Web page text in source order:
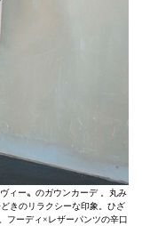
ィー〟のガウンカーデ 。丸み
きのリラクシーな印象。ひざ
フーディ×レザーパンツの辛口